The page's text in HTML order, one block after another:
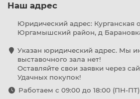
Наш адрес
Юридический адрес: Курганская
Юргамышский район, д
Указан юридический адрес. Мы
выставочного зала нет!
Оставляйте свои заявки через
Удачных покупок!
Работаем с 09:00 до 18:00 (ПН-ПТ)